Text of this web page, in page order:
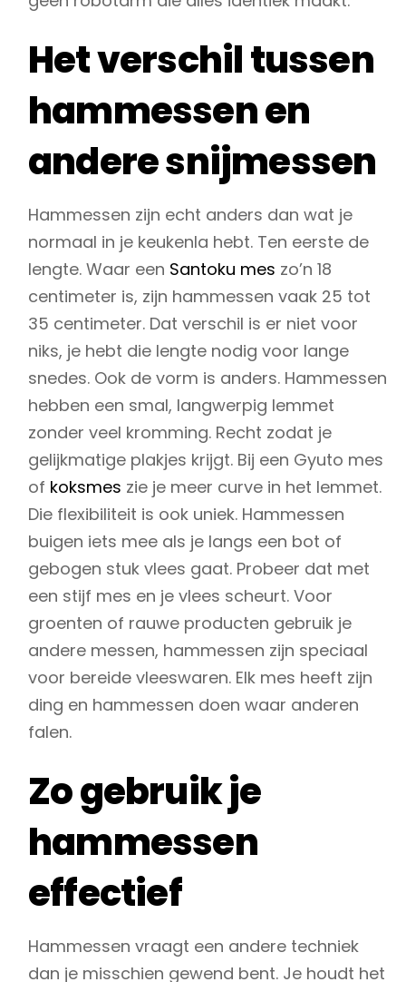
Het verschil tussen
hammessen en
andere snijmessen
Hammessen zijn echt anders dan wat je
normaal in je keukenla hebt. Ten eerste de
lengte. Waar een Santoku mes zo’n 18
centimeter is, zijn hammessen vaak 25 tot
35 centimeter. Dat verschil is er niet voor
niks, je hebt die lengte nodig voor lange
snedes. Ook de vorm is anders. Hammessen
hebben een smal, langwerpig lemmet
zonder veel kromming. Recht zodat je
gelijkmatige plakjes krijgt. Bij een Gyuto mes
of koksmes zie je meer curve in het lemmet.
Die flexibiliteit is ook uniek. Hammessen
buigen iets mee als je langs een bot of
gebogen stuk vlees gaat. Probeer dat met
een stijf mes en je vlees scheurt. Voor
groenten of rauwe producten gebruik je
andere messen, hammessen zijn speciaal
voor bereide vleeswaren. Elk mes heeft zijn
ding en hammessen doen waar anderen
falen.
Zo gebruik je
hammessen
effectief
Hammessen vraagt een andere techniek
dan je misschien gewend bent. Je houdt het